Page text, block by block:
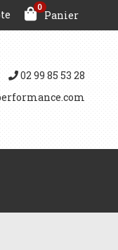
0
Panier
02 99 85 53 28